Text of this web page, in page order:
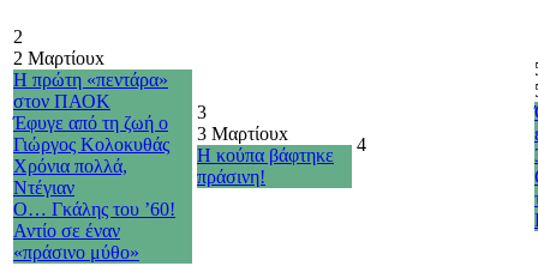
2
2 Μαρτίουx
H πρώτη «πεντάρα»
στον ΠΑΟΚ
Έφυγε από τη ζωή ο
Γιώργος Κολοκυθάς
Χρόνια πολλά,
Ντέγιαν
Ο… Γκάλης του ’60!
Αντίο σε έναν
«πράσινο μύθο»
3
3 Μαρτίουx
Η κούπα βάφτηκε
πράσινη!
4